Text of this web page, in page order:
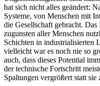
hat sich nicht alles geändert:
Systeme, von Menschen mit
die Gesellschaft gebracht.
zugunsten aller Menschen
Schichten in industrialisierten
vielleicht war es noch nie so
auch, dass dieses Potential
der technische Fortschritt
Spaltungen vergrößert statt sie